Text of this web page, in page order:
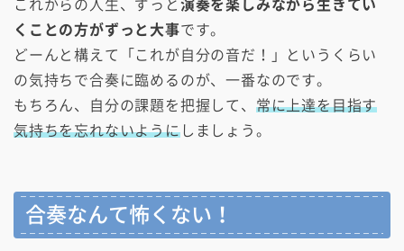
これからの人生、ずっと 演奏を楽しみながら生きてい
くことの方がずっと大事です。
どーんと構えて「これが自分の音だ！」というくらい
の気持ちで合奏に臨めるのが、一番なのです。
もちろん、自分の課題を把握して、 常に上達を目指す
気持ちを忘れないようにしましょう。
合奏なんて怖くない！